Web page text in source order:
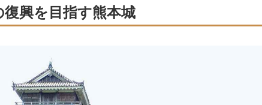
興を目指す熊本城